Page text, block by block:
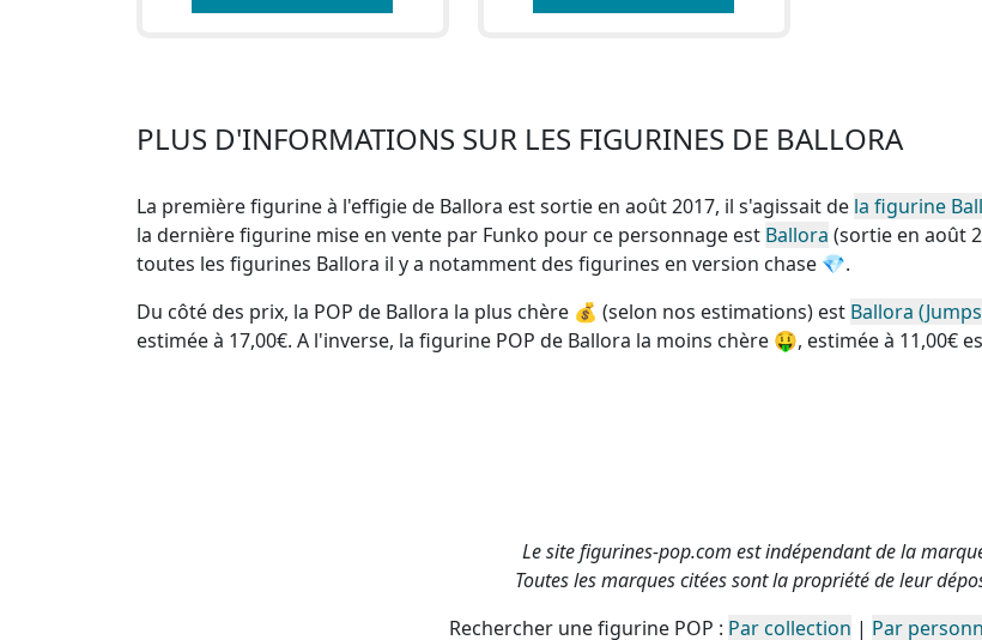
PLUS D'INFORMATIONS SUR LES FIGURINES DE BALLORA
La première figurine à l'effigie de Ballora est sortie en août 2017, il s'agissait de la figurine
la dernière figurine mise en vente par Funko pour ce personnage est Ballora (sortie en août
toutes les figurines Ballora il y a notamment des figurines en version chase 💎.
Du côté des prix, la POP de Ballora la plus chère 💰 (selon nos estimations) est Ballora
estimée à 17,00€. A l'inverse, la figurine POP de Ballora la moins chère 🤑, estimée à 11,00€
Le site figurines-pop.com est indépendant de la
Toutes les marques citées sont la propriété de leur
Rechercher une figurine POP : Par collection | Par